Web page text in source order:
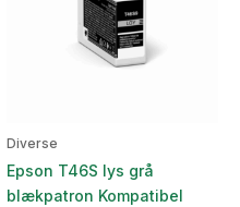
Diverse
Epson T46S lys grå
blækpatron Kompatibel